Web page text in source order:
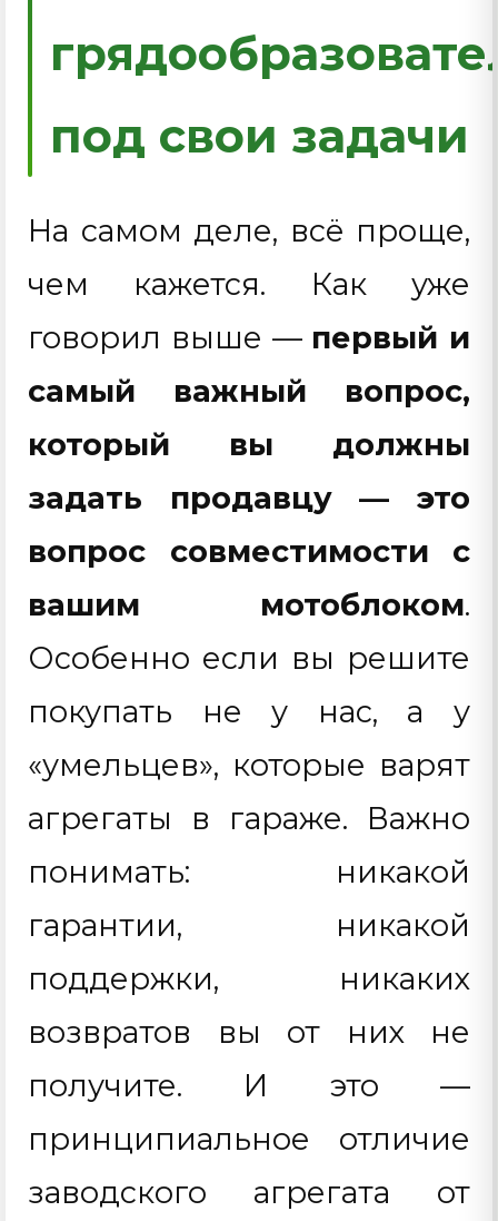
под свои задачи
На самом деле, всё проще,
чем кажется. Как уже
говорил выше — первый и
самый важный вопрос,
который вы должны
задать продавцу — это
вопрос совместимости с
вашим мотоблоком.
Особенно если вы решите
покупать не у нас, а у
«умельцев», которые варят
агрегаты в гараже. Важно
понимать: никакой
гарантии, никакой
поддержки, никаких
возвратов вы от них не
получите. И это —
принципиальное отличие
заводского агрегата от